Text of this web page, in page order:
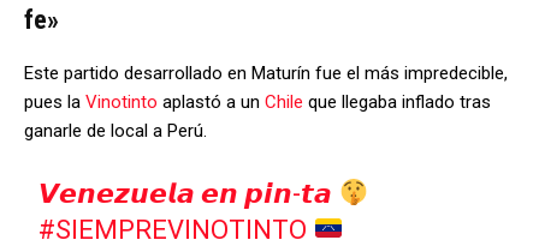
fe»
Este partido desarrollado en Maturín fue el más impredecible,
pues la Vinotinto aplastó a un Chile que llegaba inflado tras
ganarle de local a Perú.
𝙑𝙚𝙣𝙚𝙯𝙪𝙚𝙡𝙖 𝙚𝙣 𝙥𝙞𝙣-𝙩𝙖
#SIEMPREVINOTINTO